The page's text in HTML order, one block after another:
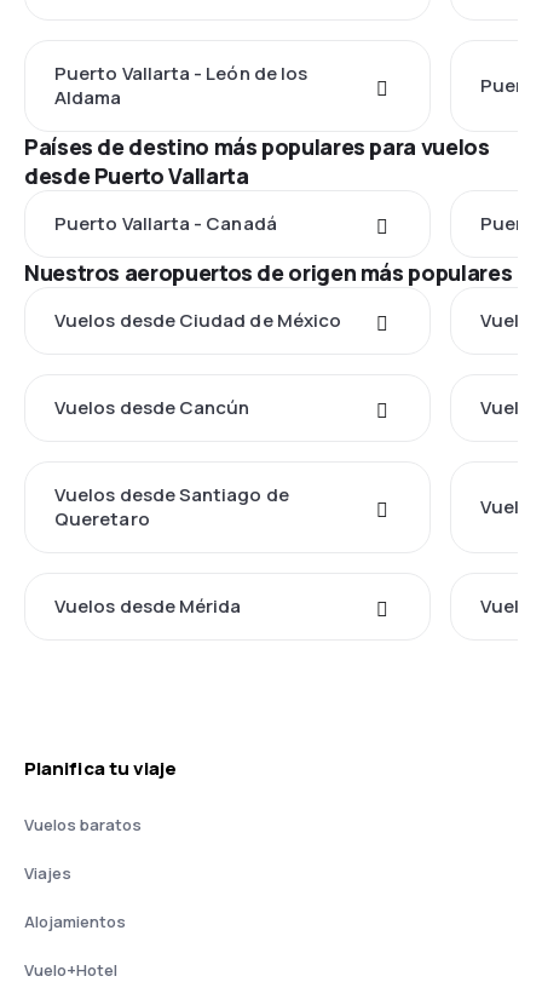
Puerto Vallarta - León de los
Aldama
Países de destino más populares para vuelos
desde Puerto Vallarta
Puerto Vallarta - Canadá
Nuestros aeropuertos de origen más populares
Vuelos desde Ciudad de México
Vuelos desde Cancún
Vuelos desde Santiago de
Queretaro
Vuelos desde Mérida
Planifica tu viaje
Vuelos baratos
Viajes
Alojamientos
Vuelo+Hotel